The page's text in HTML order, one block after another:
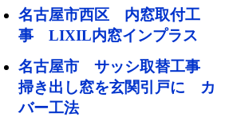
名古屋市西区 内窓取付工
事 LIXIL内窓インプラス
名古屋市 サッシ取替工事
掃き出し窓を玄関引戸に カ
バー工法